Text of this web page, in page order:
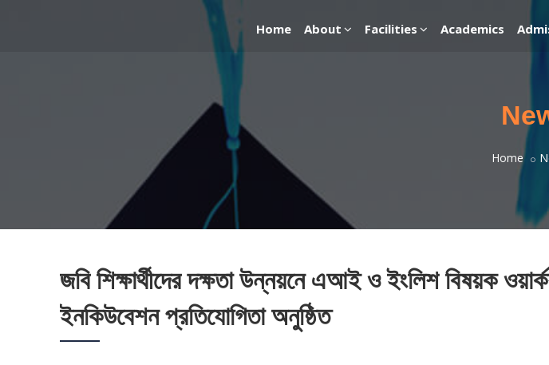
Home About Facilities Academics
Home
জবি শিক্ষার্থীদের দক্ষতা উন্নয়নে এআই ও ইংলিশ বিষয়ক
ইনকিউবেশন প্রতিযোগিতা অনুষ্ঠিত